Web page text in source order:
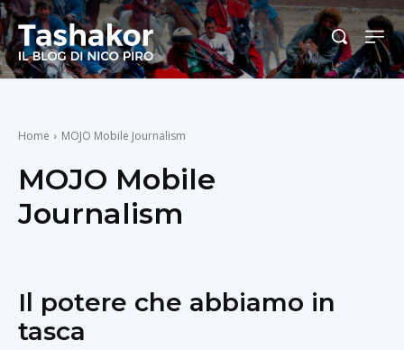
Home MOJO Mobile Journalism
MOJO Mobile
Journalism
Il potere che abbiamo in
tasca